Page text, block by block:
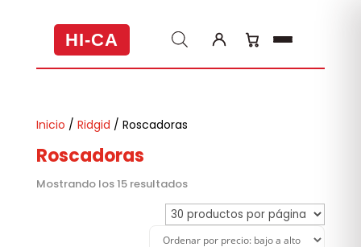
HI-CA
Inicio / Ridgid / Roscadoras
Roscadoras
Mostrando los 15 resultadosOrdenado
por
precio:
bajo